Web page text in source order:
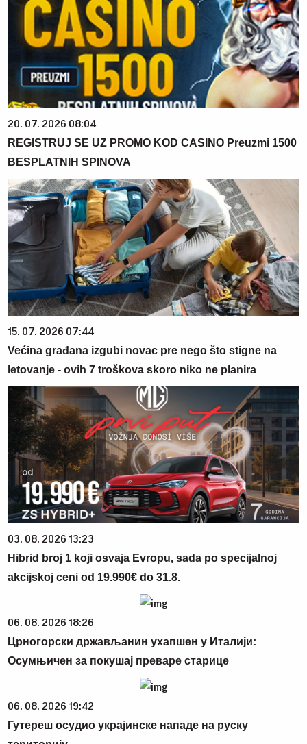
20. 07. 2026 08:04
REGISTRUJ SE UZ PROMO KOD CASINO Preuzmi 1500
BESPLATNIH SPINOVA
15. 07. 2026 07:44
Većina građana izgubi novac pre nego što stigne na
letovanje - ovih 7 troškova skoro niko ne planira
03. 08. 2026 13:23
Hibrid broj 1 koji osvaja Evropu, sada po specijalnoj
akcijskoj ceni od 19.990€ do 31.8.
06. 08. 2026 18:26
Црногорски држављанин ухапшен у Италији:
Осумњичен за покушај преваре старице
06. 08. 2026 19:42
Гутереш осудио украјинске нападе на руску